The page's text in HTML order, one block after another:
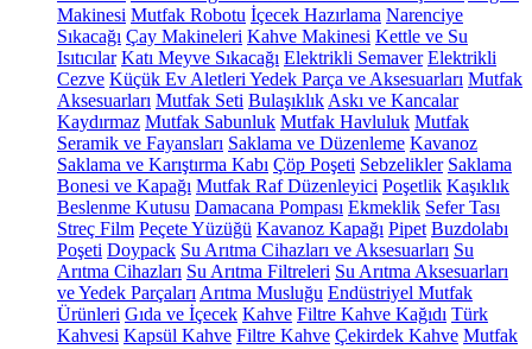
Makinesi Mutfak Robotu İçecek Hazırlama Narenciye
Sıkacağı Çay Makineleri Kahve Makinesi Kettle ve Su
Isıtıcılar Katı Meyve Sıkacağı Elektrikli Semaver Elektrikli
Cezve Küçük Ev Aletleri Yedek Parça ve Aksesuarları Mutfak
Aksesuarları Mutfak Seti Bulaşıklık Askı ve Kancalar
Kaydırmaz Mutfak Sabunluk Mutfak Havluluk Mutfak
Seramik ve Fayansları Saklama ve Düzenleme Kavanoz
Saklama ve Karıştırma Kabı Çöp Poşeti Sebzelikler Saklama
Bonesi ve Kapağı Mutfak Raf Düzenleyici Poşetlik Kaşıklık
Beslenme Kutusu Damacana Pompası Ekmeklik Sefer Tası
Streç Film Peçete Yüzüğü Kavanoz Kapağı Pipet Buzdolabı
Poşeti Doypack Su Arıtma Cihazları ve Aksesuarları Su
Arıtma Cihazları Su Arıtma Filtreleri Su Arıtma Aksesuarları
ve Yedek Parçaları Arıtma Musluğu Endüstriyel Mutfak
Ürünleri Gıda ve İçecek Kahve Filtre Kahve Kağıdı Türk
Kahvesi Kapsül Kahve Filtre Kahve Çekirdek Kahve Mutfak